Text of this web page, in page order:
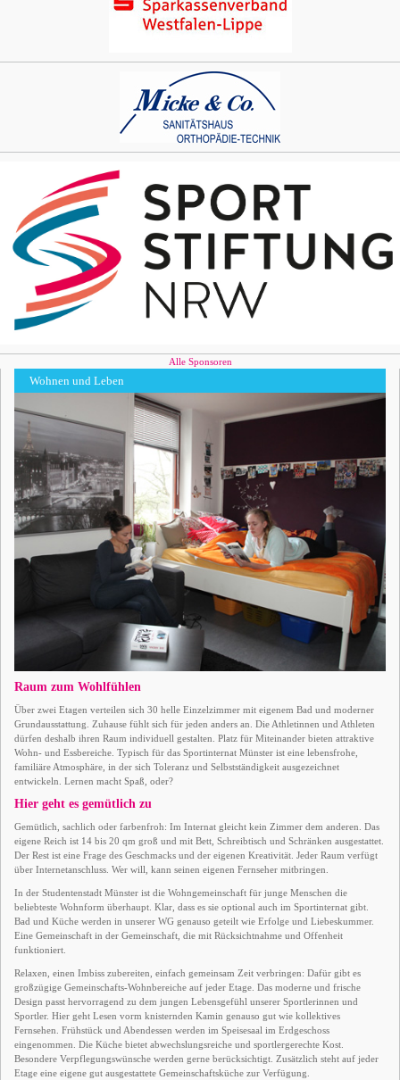
Alle Sponsoren
Wohnen und Leben
Raum zum Wohlfühlen
Über zwei Etagen verteilen sich 30 helle Einzelzimmer mit eigenem Bad und moderner
Grundausstattung. Zuhause fühlt sich für jeden anders an. Die Athletinnen und Athleten
dürfen deshalb ihren Raum individuell gestalten. Platz für Miteinander bieten attraktive
Wohn- und Essbereiche. Typisch für das Sportinternat Münster ist eine lebensfrohe,
familiäre Atmosphäre, in der sich Toleranz und Selbstständigkeit ausgezeichnet
entwickeln. Lernen macht Spaß, oder?
Hier geht es gemütlich zu
Gemütlich, sachlich oder farbenfroh: Im Internat gleicht kein Zimmer dem anderen. Das
eigene Reich ist 14 bis 20 qm groß und mit Bett, Schreibtisch und Schränken ausgestattet.
Der Rest ist eine Frage des Geschmacks und der eigenen Kreativität. Jeder Raum verfügt
über Internetanschluss. Wer will, kann seinen eigenen Fernseher mitbringen.
In der Studentenstadt Münster ist die Wohngemeinschaft für junge Menschen die
beliebteste Wohnform überhaupt. Klar, dass es sie optional auch im Sportinternat gibt.
Bad und Küche werden in unserer WG genauso geteilt wie Erfolge und Liebeskummer.
Eine Gemeinschaft in der Gemeinschaft, die mit Rücksichtnahme und Offenheit
funktioniert.
Relaxen, einen Imbiss zubereiten, einfach gemeinsam Zeit verbringen: Dafür gibt es
großzügige Gemeinschafts-Wohnbereiche auf jeder Etage. Das moderne und frische
Design passt hervorragend zu dem jungen Lebensgefühl unserer Sportlerinnen und
Sportler. Hier geht Lesen vorm knisternden Kamin genauso gut wie kollektives
Fernsehen. Frühstück und Abendessen werden im Speisesaal im Erdgeschoss
eingenommen. Die Küche bietet abwechslungsreiche und sportlergerechte Kost.
Besondere Verpflegungswünsche werden gerne berücksichtigt. Zusätzlich steht auf jeder
Etage eine eigene gut ausgestattete Gemeinschaftsküche zur Verfügung.